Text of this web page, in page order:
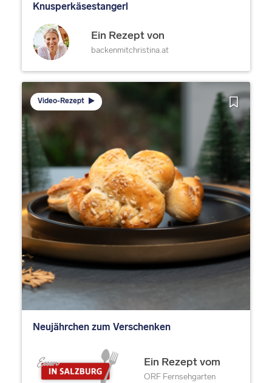
Knusperkäsestangerl
Ein Rezept von
backenmitchristina.at
Video-Rezept
Neujährchen zum Verschenken
Ein Rezept vom
ORF Fernsehgarten